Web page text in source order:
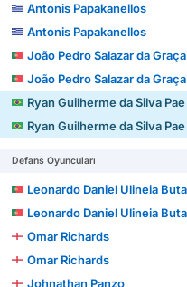
Antonis Papakanellos
Antonis Papakanellos
João Pedro Salazar da Graça
João Pedro Salazar da Graça
Ryan Guilherme da Silva Pae
Ryan Guilherme da Silva Pae
Defans Oyuncuları
Leonardo Daniel Ulineia Buta
Leonardo Daniel Ulineia Buta
Omar Richards
Omar Richards
Johnathan Panzo